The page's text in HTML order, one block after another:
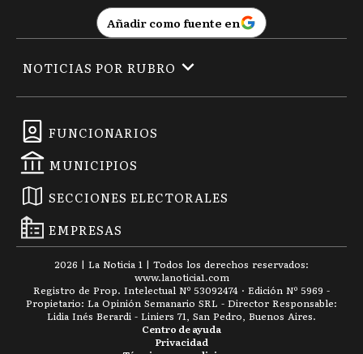
Añadir como fuente en
FUNCIONARIOS
MUNICIPIOS
SECCIONES ELECTORALES
EMPRESAS
NOTICIAS POR RUBRO
2026 | La Noticia 1 | Todos los derechos reservados:
www.lanoticia1.com
Registro de Prop. Intelectual Nº 53092474 · Edición Nº 5969 -
Propietario: La Opinión Semanario SRL - Director Responsable:
Lidia Inés Berardi - Liniers 71, San Pedro, Buenos Aires.
Privacidad
Centro de ayuda